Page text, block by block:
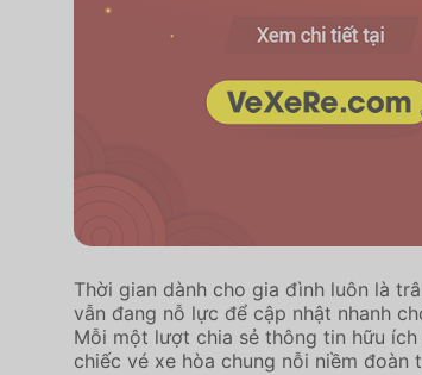
Thời gian dành cho gia đình luôn là
vẫn đang nỗ lực để cập nhật nhanh
Mỗi một lượt chia sẻ thông tin hữu
chiếc vé xe hòa chung nỗi niềm đoàn